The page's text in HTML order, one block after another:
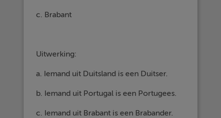
c. Brabant
Uitwerking:
a. Iemand uit Duitsland is een Duitser.
b. Iemand uit Portugal is een Portugees.
c. Iemand uit Brabant is een Brabander.